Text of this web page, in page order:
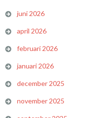
juni 2026
april 2026
februari 2026
januari 2026
december 2025
november 2025